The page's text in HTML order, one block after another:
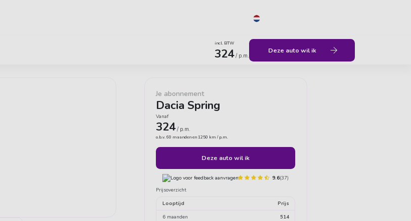
Geen verborgen kosten Vrijheid
Je abonnement
Dacia Spring
Vanaf
324/ p.m.
o.b.v. 60 maanden en 1250 km / p.m.
Deze auto wil ik
9.6(37)
Prijsoverzicht
Looptijd Prijs
6 maanden 514
incl. BTW
324 / p.m.
Deze auto wil ik